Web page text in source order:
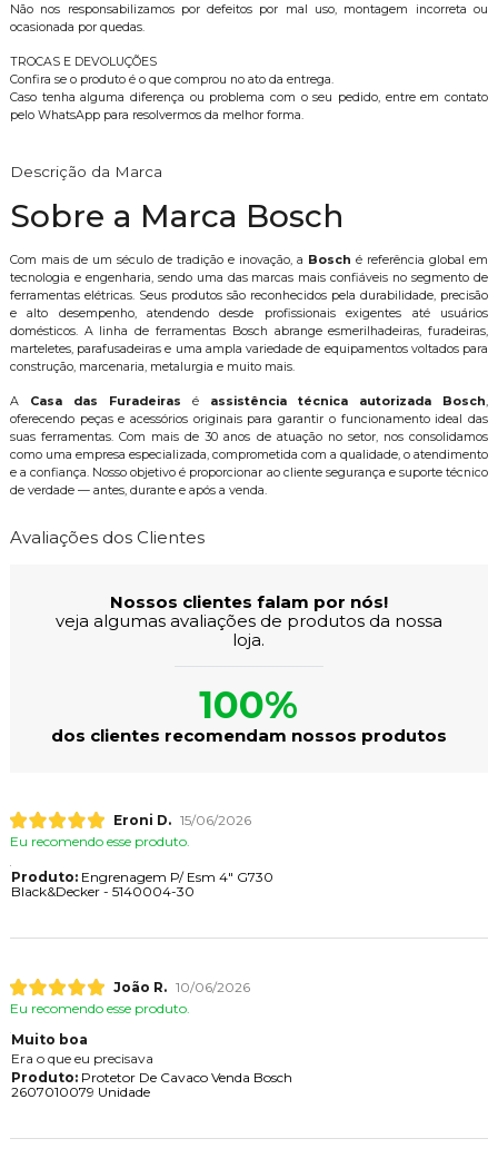
Não nos responsabilizamos por defeitos por mal uso, montagem incorreta ou
ocasionada por quedas.
TROCAS E DEVOLUÇÕES
Confira se o produto é o que comprou no ato da entrega.
Caso tenha alguma diferença ou problema com o seu pedido, entre em contato
pelo WhatsApp para resolvermos da melhor forma.
Descrição da Marca
Sobre a Marca Bosch
Com mais de um século de tradição e inovação, a Bosch é referência global em
tecnologia e engenharia, sendo uma das marcas mais confiáveis no segmento de
ferramentas elétricas. Seus produtos são reconhecidos pela durabilidade, precisão
e alto desempenho, atendendo desde profissionais exigentes até usuários
domésticos. A linha de ferramentas Bosch abrange esmerilhadeiras, furadeiras,
marteletes, parafusadeiras e uma ampla variedade de equipamentos voltados para
construção, marcenaria, metalurgia e muito mais.
A Casa das Furadeiras é assistência técnica autorizada Bosch,
oferecendo peças e acessórios originais para garantir o funcionamento ideal das
suas ferramentas. Com mais de 30 anos de atuação no setor, nos consolidamos
como uma empresa especializada, comprometida com a qualidade, o atendimento
e a confiança. Nosso objetivo é proporcionar ao cliente segurança e suporte técnico
de verdade — antes, durante e após a venda.
Avaliações dos Clientes
Nossos clientes falam por nós!
veja algumas avaliações de produtos da nossa
loja.
100%
dos clientes recomendam nossos produtos
Eroni D. 15/06/2026
Eu recomendo esse produto.
Produto:Engrenagem P/ Esm 4" G730
Black&Decker - 5140004-30
João R. 10/06/2026
Eu recomendo esse produto.
Muito boa
Era o que eu precisava
Produto:Protetor De Cavaco Venda Bosch
2607010079 Unidade